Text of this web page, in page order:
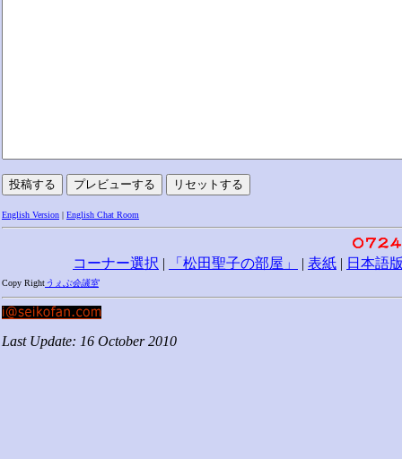
English Version English Chat Room
コーナー選択 | 「松田聖子の部屋」 | 表紙 | 日本語
Copy Right うぇぶ会議室
Last Update: 16 October 2010